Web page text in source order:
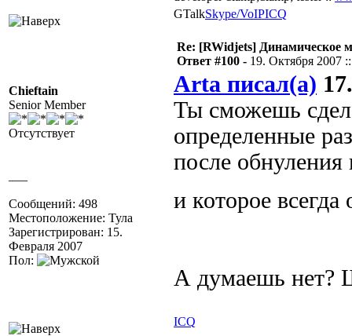
GTalkSkype/VoIPICQ
Chieftain
Senior Member
Отсутствует
Сообщений: 498
Местоположение: Тула
Зарегистрирован: 15.
Февраля 2007
Пол:
Re: [RWidjets] Динамическое
Ответ #100 - 19. Октября 2007
Arta писал(а)
Ты сможешь
определенные
после обнуления
и которое
А думаешь нет?
ICQ